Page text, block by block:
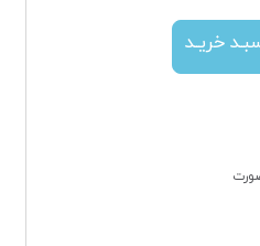
خریــد